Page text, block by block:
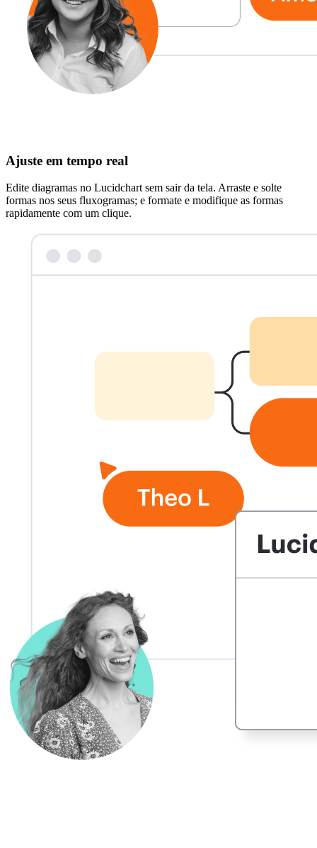
Ajuste em tempo real
Edite diagramas no Lucidchart sem sair da tela. Arraste e solte
formas nos seus fluxogramas; e formate e modifique as formas
rapidamente com um clique.